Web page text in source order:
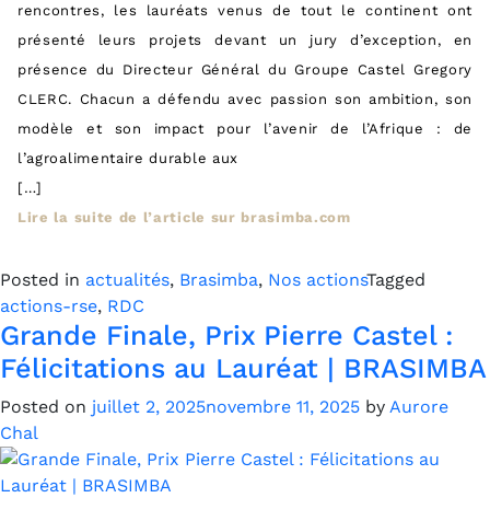
rencontres, les lauréats venus de tout le continent ont
présenté leurs projets devant un jury d’exception, en
présence du Directeur Général du Groupe Castel Gregory
CLERC. Chacun a défendu avec passion son ambition, son
modèle et son impact pour l’avenir de l’Afrique : de
l’agroalimentaire durable aux
[…]
Lire la suite de l’article sur brasimba.com
Posted in actualités, Brasimba, Nos actionsTagged
actions-rse, RDC
Grande Finale, Prix Pierre Castel :
Félicitations au Lauréat | BRASIMBA
Posted on juillet 2, 2025novembre 11, 2025 by Aurore
Chal